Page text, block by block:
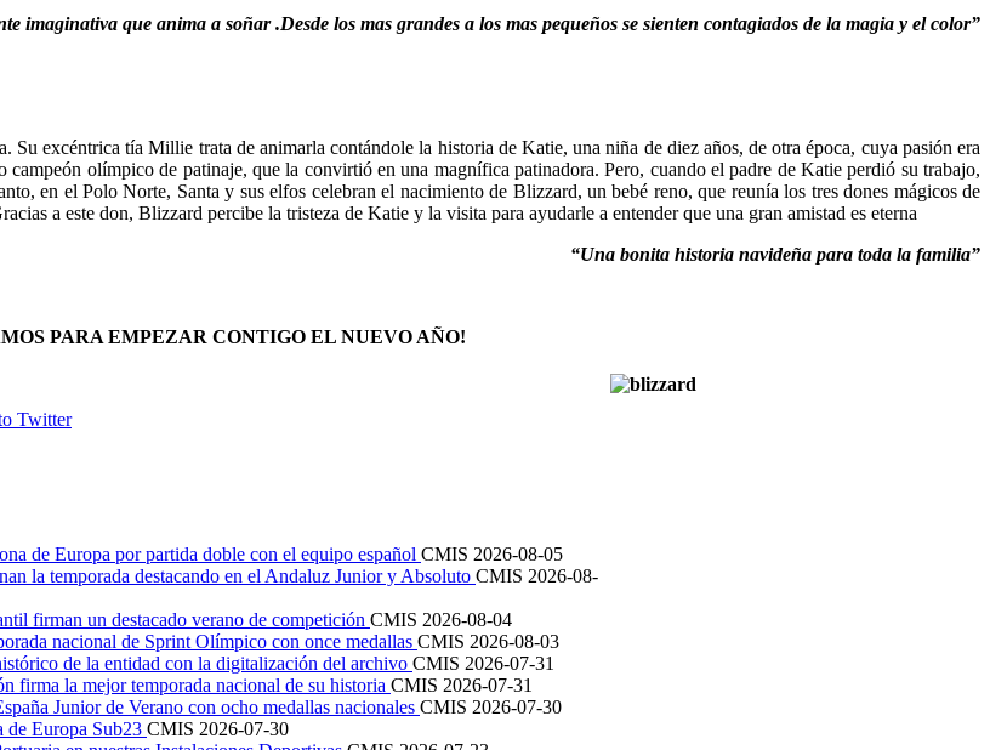
imaginativa que anima a soñar .Desde los mas grandes a los mas pequeños se sienten contagiados de la magia y el color”
Su excéntrica tía Millie trata de animarla contándole la historia de Katie, una niña de diez años, de otra época, cuya pasión era
olímpico de patinaje, que la convirtió en una magnífica patinadora. Pero, cuando el padre de Katie perdió su trabajo,
en el Polo Norte, Santa y sus elfos celebran el nacimiento de Blizzard, un bebé reno, que reunía los tres dones mágicos de
a este don, Blizzard percibe la tristeza de Katie y la visita para ayudarle a entender que una gran amistad es eterna
“Una bonita historia navideña para toda la familia”
PARA EMPEZAR CONTIGO EL NUEVO AÑO!
de Europa por partida doble con el equipo español CMIS 2026-08-05
la temporada destacando en el Andaluz Junior y Absoluto CMIS 2026-08-
firman un destacado verano de competición CMIS 2026-08-04
nacional de Sprint Olímpico con once medallas CMIS 2026-08-03
de la entidad con la digitalización del archivo CMIS 2026-07-31
firma la mejor temporada nacional de su historia CMIS 2026-07-31
Junior de Verano con ocho medallas nacionales CMIS 2026-07-30
de Europa Sub23 CMIS 2026-07-30